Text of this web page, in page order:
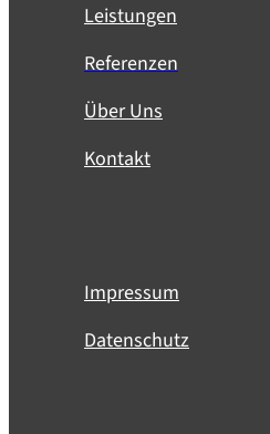
Leistungen
Referenzen
Über Uns
Kontakt
Impressum
Datenschutz